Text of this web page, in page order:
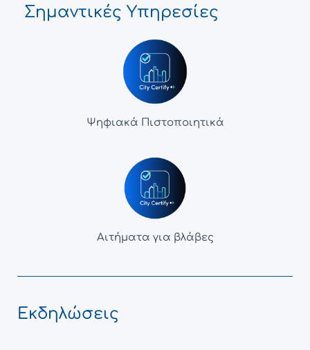
Σημαντικές Υπηρεσίες
Ψηφιακά Πιστοποιητικά
Αιτήματα για βλάβες
Εκδηλώσεις